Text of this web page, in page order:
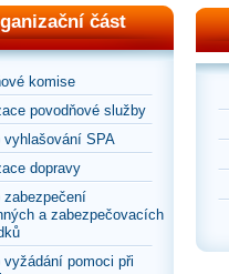
část
komise
povodňové služby
vyhlašování SPA
dopravy
zabezpečení
a zabezpečovacích
vyžádání pomoci při